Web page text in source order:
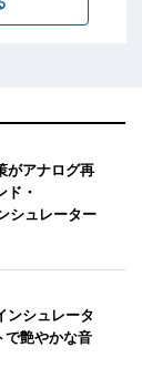
がアナログ再
ド・
シュレーター
ンシュレータ
で艶やかな音